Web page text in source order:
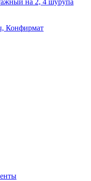
Конфирмат